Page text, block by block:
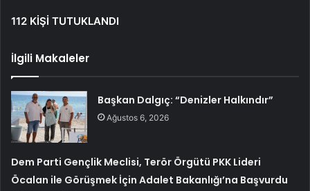
112 KİŞİ TUTUKLANDI
İlgili Makaleler
Başkan Dalgıç: “Denizler Halkındır”
Ağustos 6, 2026
Dem Parti Gençlik Meclisi, Terör Örgütü PKK Lideri
Öcalan ile Görüşmek İçin Adalet Bakanlığı’na Başvurdu